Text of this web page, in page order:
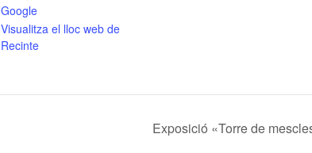
Google
Visualitza el lloc web de
Recinte
Exposició «Torre de